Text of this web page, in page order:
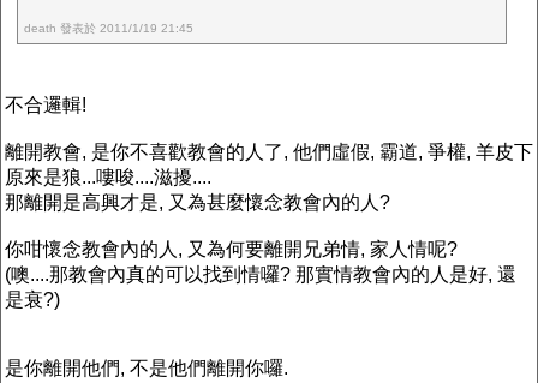
death 發表於 2011/1/19 21:45
不合邏輯!
離開教會, 是你不喜歡教會的人了, 他們虛假, 霸道, 爭權, 羊皮下
原來是狼...嘍唆....滋擾....
那離開是高興才是, 又為甚麼懷念教會內的人?
你咁懷念教會內的人, 又為何要離開兄弟情, 家人情呢?
(噢....那教會內真的可以找到情囉? 那實情教會內的人是好, 還
是衰?)
是你離開他們, 不是他們離開你囉.